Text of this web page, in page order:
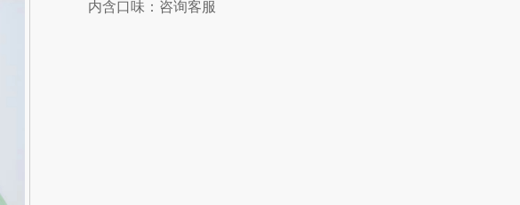
内含口味：咨询客服